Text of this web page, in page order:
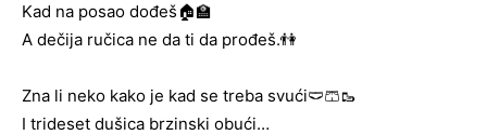
Kad na posao dođeš🏠🏫
A dečija ručica ne da ti da prođeš.👫
Zna li neko kako je kad se treba svući🩲🩳🥾
I trideset dušica brzinski obući…